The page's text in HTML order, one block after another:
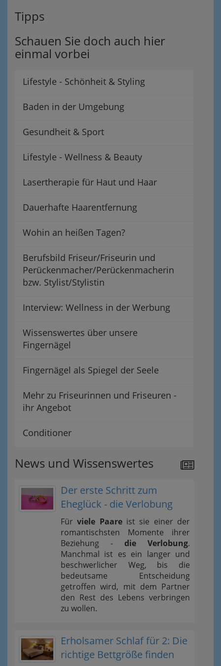
Tipps
Schauen Sie doch auch hier
einmal vorbei
Lifestyle - Schönheit & Styling
Baden in der Umgebung
Gesundheit & Sport
Lifestyle - Wellness & Beauty
Lasertherapie für Haut und Haar
Dauerhafte Haarentfernung
Wohin an heißen Tagen?
Berufsbild Friseur/Friseurin und
Perückenmacher/Perückenmacherin
bzw. Stylist/Stylistin
Interview: Wellness in der Werbung
Wissenswertes über unsere
Fingernägel
Fingernägel als Spiegel der Seele
Mehr zu Friseurinnen und Friseuren -
ihr Angebot
Conditioner
News und Wissenswertes
Der erste Schritt zum
Eheglück - die Verlobung
Fürviele Paareist sie einer der
romantischsten Momente ihrer
Beziehung - die Verlobung.
Manchmal ist es ein langer und
beschwerlicher Weg, bis die
bedeutsame Entscheidung
getroffen wird, mit dem Partner
den Rest des Lebens verbringen
zu wollen.
Erholsamer Schlaf für 2: Die
richtige Bettgröße finden